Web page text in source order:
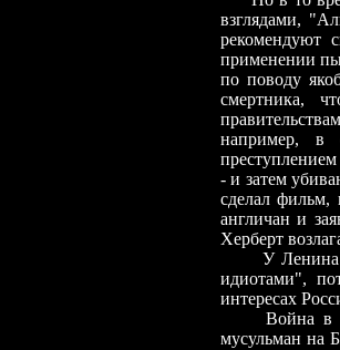
взглядами,
рекомендуют
применении
по поводу
смертника,
например, в
- и затем
сделал фильм,
англичан и
Херберт
У Ленина
идиотами",
интересах
Война в
мусульман на